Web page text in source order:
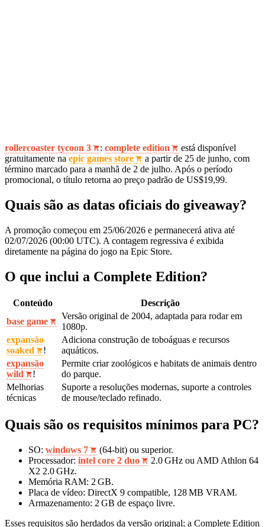
rollercoaster tycoon 3 : complete edition
está disponível
gratuitamente na epic games store
a partir de 25 de junho, com
término marcado para a manhã de 2 de julho. Após o período
promocional, o título retorna ao preço padrão de US$19,99.
Quais são as datas oficiais do giveaway?
A promoção começou em 25/06/2026 e permanecerá ativa até
02/07/2026 (00:00 UTC). A contagem regressiva é exibida
diretamente na página do jogo na Epic Store.
O que inclui a Complete Edition?
Conteúdo
Descrição
base game
Versão original de 2004, adaptada para rodar em
1080p.
expansão
soaked
!
Adiciona construção de toboáguas e recursos
aquáticos.
expansão
wild
!
Permite criar zoológicos e habitats de animais dentro
do parque.
Melhorias
técnicas
Suporte a resoluções modernas, suporte a controles
de mouse/teclado refinado.
Quais são os requisitos mínimos para PC?
SO: windows 7
(64‑bit) ou superior.
Processador: intel core 2 duo
2.0 GHz ou AMD Athlon 64
X2 2.0 GHz.
Memória RAM: 2 GB.
Placa de vídeo: DirectX 9 compatible, 128 MB VRAM.
Armazenamento: 2 GB de espaço livre.
Esses requisitos são herdados da versão original; a Complete Edition